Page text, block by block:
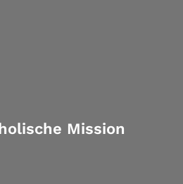
Mission